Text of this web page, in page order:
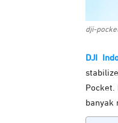
dji-
DJI
Pocket.
banyak